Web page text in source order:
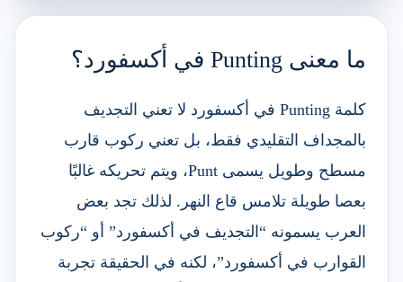
ما معنى Punting في أكسفورد؟
كلمة Punting في أكسفورد لا تعني التجديف
بالمجداف التقليدي فقط، بل تعني ركوب قارب
مسطح وطويل يسمى Punt، ويتم تحريكه غالبًا
بعصا طويلة تلامس قاع النهر. لذلك تجد بعض
العرب يسمونه “التجديف في أكسفورد” أو “ركوب
القوارب في أكسفورد”، لكنه في الحقيقة تجربة